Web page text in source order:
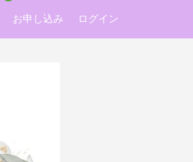
お申し込み ログイン